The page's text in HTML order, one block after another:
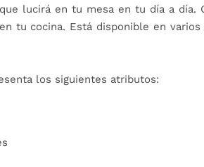
que lucirá en tu mesa en tu día a día.
tu cocina. Está disponible en
los siguientes atributos: